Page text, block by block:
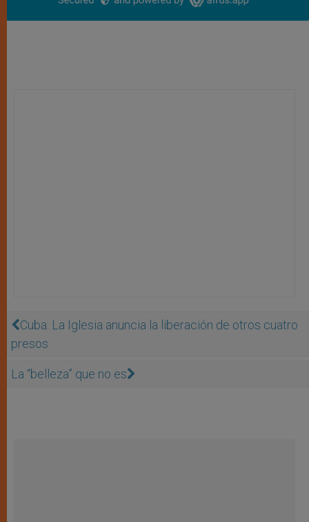
Cuba: La Iglesia anuncia la liberación de otros cuatro
presos
La “belleza” que no es